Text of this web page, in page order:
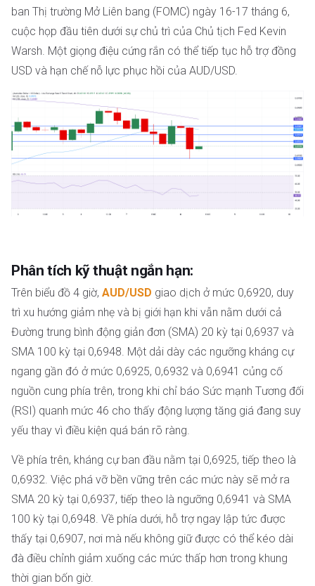
ban Thị trường Mở Liên bang (FOMC) ngày 16-17 tháng 6,
cuộc họp đầu tiên dưới sự chủ trì của Chủ tịch Fed Kevin
Warsh. Một giọng điệu cứng rắn có thể tiếp tục hỗ trợ đồng
USD và hạn chế nỗ lực phục hồi của AUD/USD.
Phân tích kỹ thuật ngắn hạn:
Trên biểu đồ 4 giờ, AUD/USD giao dịch ở mức 0,6920, duy
trì xu hướng giảm nhẹ và bị giới hạn khi vẫn nằm dưới cả
Đường trung bình động giản đơn (SMA) 20 kỳ tại 0,6937 và
SMA 100 kỳ tại 0,6948. Một dải dày các ngưỡng kháng cự
ngang gần đó ở mức 0,6925, 0,6932 và 0,6941 củng cố
nguồn cung phía trên, trong khi chỉ báo Sức mạnh Tương đối
(RSI) quanh mức 46 cho thấy động lượng tăng giá đang suy
yếu thay vì điều kiện quá bán rõ ràng.
Về phía trên, kháng cự ban đầu nằm tại 0,6925, tiếp theo là
0,6932. Việc phá vỡ bền vững trên các mức này sẽ mở ra
SMA 20 kỳ tại 0,6937, tiếp theo là ngưỡng 0,6941 và SMA
100 kỳ tại 0,6948. Về phía dưới, hỗ trợ ngay lập tức được
thấy tại 0,6907, nơi mà nếu không giữ được có thể kéo dài
đà điều chỉnh giảm xuống các mức thấp hơn trong khung
thời gian bốn giờ.